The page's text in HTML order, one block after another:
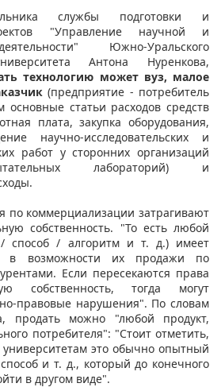
службы подготовки и
"Управление научной и
Южно-Уральского
Антона Нуренкова,
технологию может вуз, малое
(предприятие - потребитель
основные статьи расходов средств
плата, закупка оборудования,
научно-исследовательских и
работ у сторонних организаций
лабораторий) и
по коммерциализации затрагивают
собственность. "То есть любой
/ способ / алгоритм и т. д.) имеет
в возможности их продажи по
Если пересекаются права
собственность, тогда могут
правовые нарушения". По словам
продать можно "любой продукт,
потребителя": "Стоит отметить,
это обычно опытный
и т. д., который до конечного
в другом виде".